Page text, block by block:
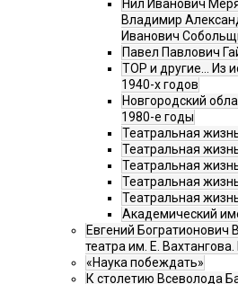
Нил Иванович
Владимир
Иванович
Павел Павлович
ТОР и другие… Из
1940-х годов
Новгородский
1980-е годы
Театральная
Театральная
Театральная
Театральная
Театральная
Академический
Евгений Богратионович
театра им. Е.
«Наука побеждать»
К столетию Всеволода